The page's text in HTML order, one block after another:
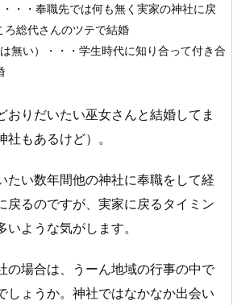
・・奉職先では何も無く実家の神社に戻
ろ総代さんのツテで結婚
無い）・・・学生時代に知り合って付き合
おりだいたい巫女さんと結婚してま
もあるけど）。
たい数年間他の神社に奉職をして経
戻るのですが、実家に戻るタイミン
ような気がします。
の場合は、うーん地域の行事の中で
しょうか。神社ではなかなか出会い